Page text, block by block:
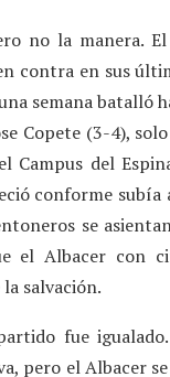
no la manera.
contra en sus
semana batalló
Copete (3-4),
Campus del
conforme
se
el Albacer con
salvación.
fue
pero el Albacer